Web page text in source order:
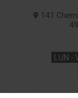
141
LUN -